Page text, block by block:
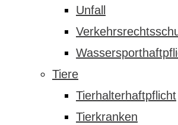
Unfall
Tiere
Tierhalterhaftpflicht
Tierkranken